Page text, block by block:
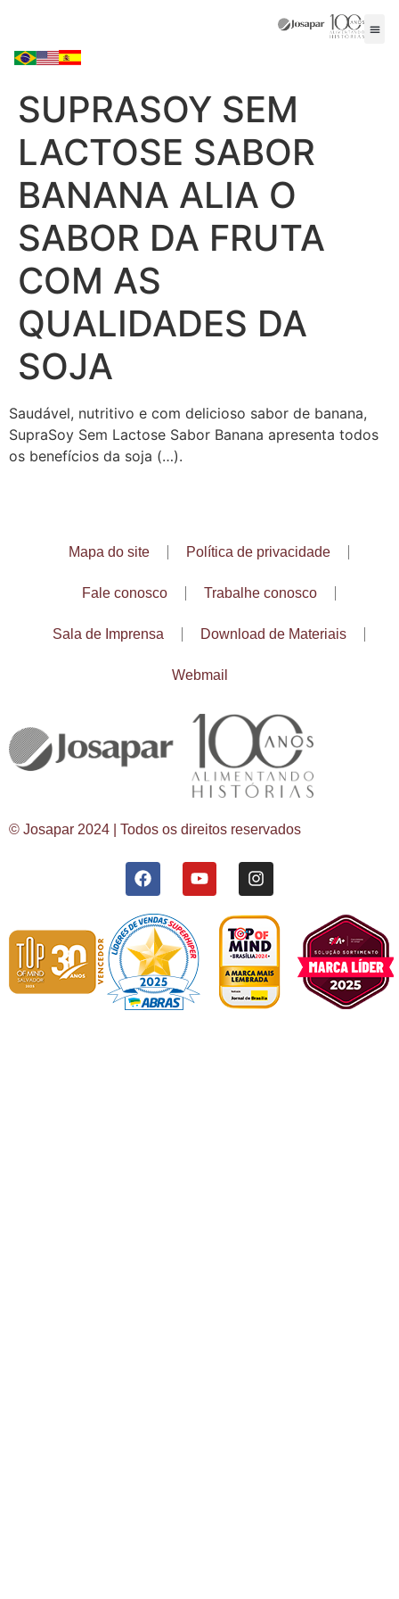
SUPRASOY SEM
LACTOSE SABOR
BANANA ALIA O
SABOR DA FRUTA
COM AS
QUALIDADES DA
SOJA
Saudável, nutritivo e com delicioso sabor de banana,
SupraSoy Sem Lactose Sabor Banana apresenta todos
os benefícios da soja (…).
Mapa do site Política de privacidade
Fale conosco Trabalhe conosco
Sala de Imprensa Download de Materiais
Webmail
© Josapar 2024 | Todos os direitos reservados